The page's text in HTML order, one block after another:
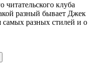
читательского клуба
разный бывает Джек
самых разных стилей и о